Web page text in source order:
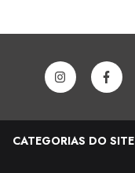
CATEGORIAS DO SITE